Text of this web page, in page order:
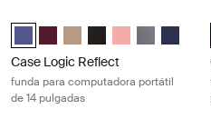
Case Logic Reflect 14" Laptop
Case Logic Reflect 14" Laptop
Case Logic Reflect 14"
Case Logic Reflect
Case Logic
Case Logic
Case
Case Logic Reflect
funda para computadora portátil
de 14 pulgadas